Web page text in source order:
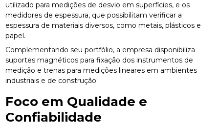
utilizado para medições de desvio em superfícies, e os
medidores de espessura, que possibilitam verificar a
espessura de materiais diversos, como metais, plásticos e
papel.
Complementando seu portfólio, a empresa disponibiliza
suportes magnéticos para fixação dos instrumentos de
medição e trenas para medições lineares em ambientes
industriais e de construção.
Foco em Qualidade e
Confiabilidade